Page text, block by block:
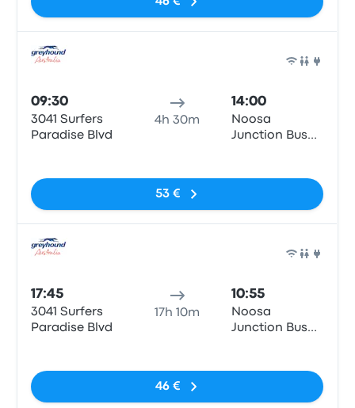
09:30
3041 Surfers
Paradise Blvd
4h 30m
14:00
Noosa
Junction Bus
53 €
17:45
3041 Surfers
Paradise Blvd
17h 10m
10:55
Noosa
Junction Bus
46 €